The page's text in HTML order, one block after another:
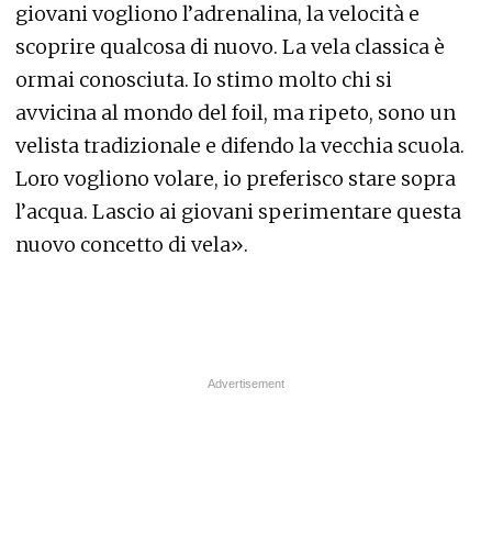
giovani vogliono l’adrenalina, la velocità e
scoprire qualcosa di nuovo. La vela classica è
ormai conosciuta. Io stimo molto chi si
avvicina al mondo del foil, ma ripeto, sono un
velista tradizionale e difendo la vecchia scuola.
Loro vogliono volare, io preferisco stare sopra
l’acqua. Lascio ai giovani sperimentare questa
nuovo concetto di vela».